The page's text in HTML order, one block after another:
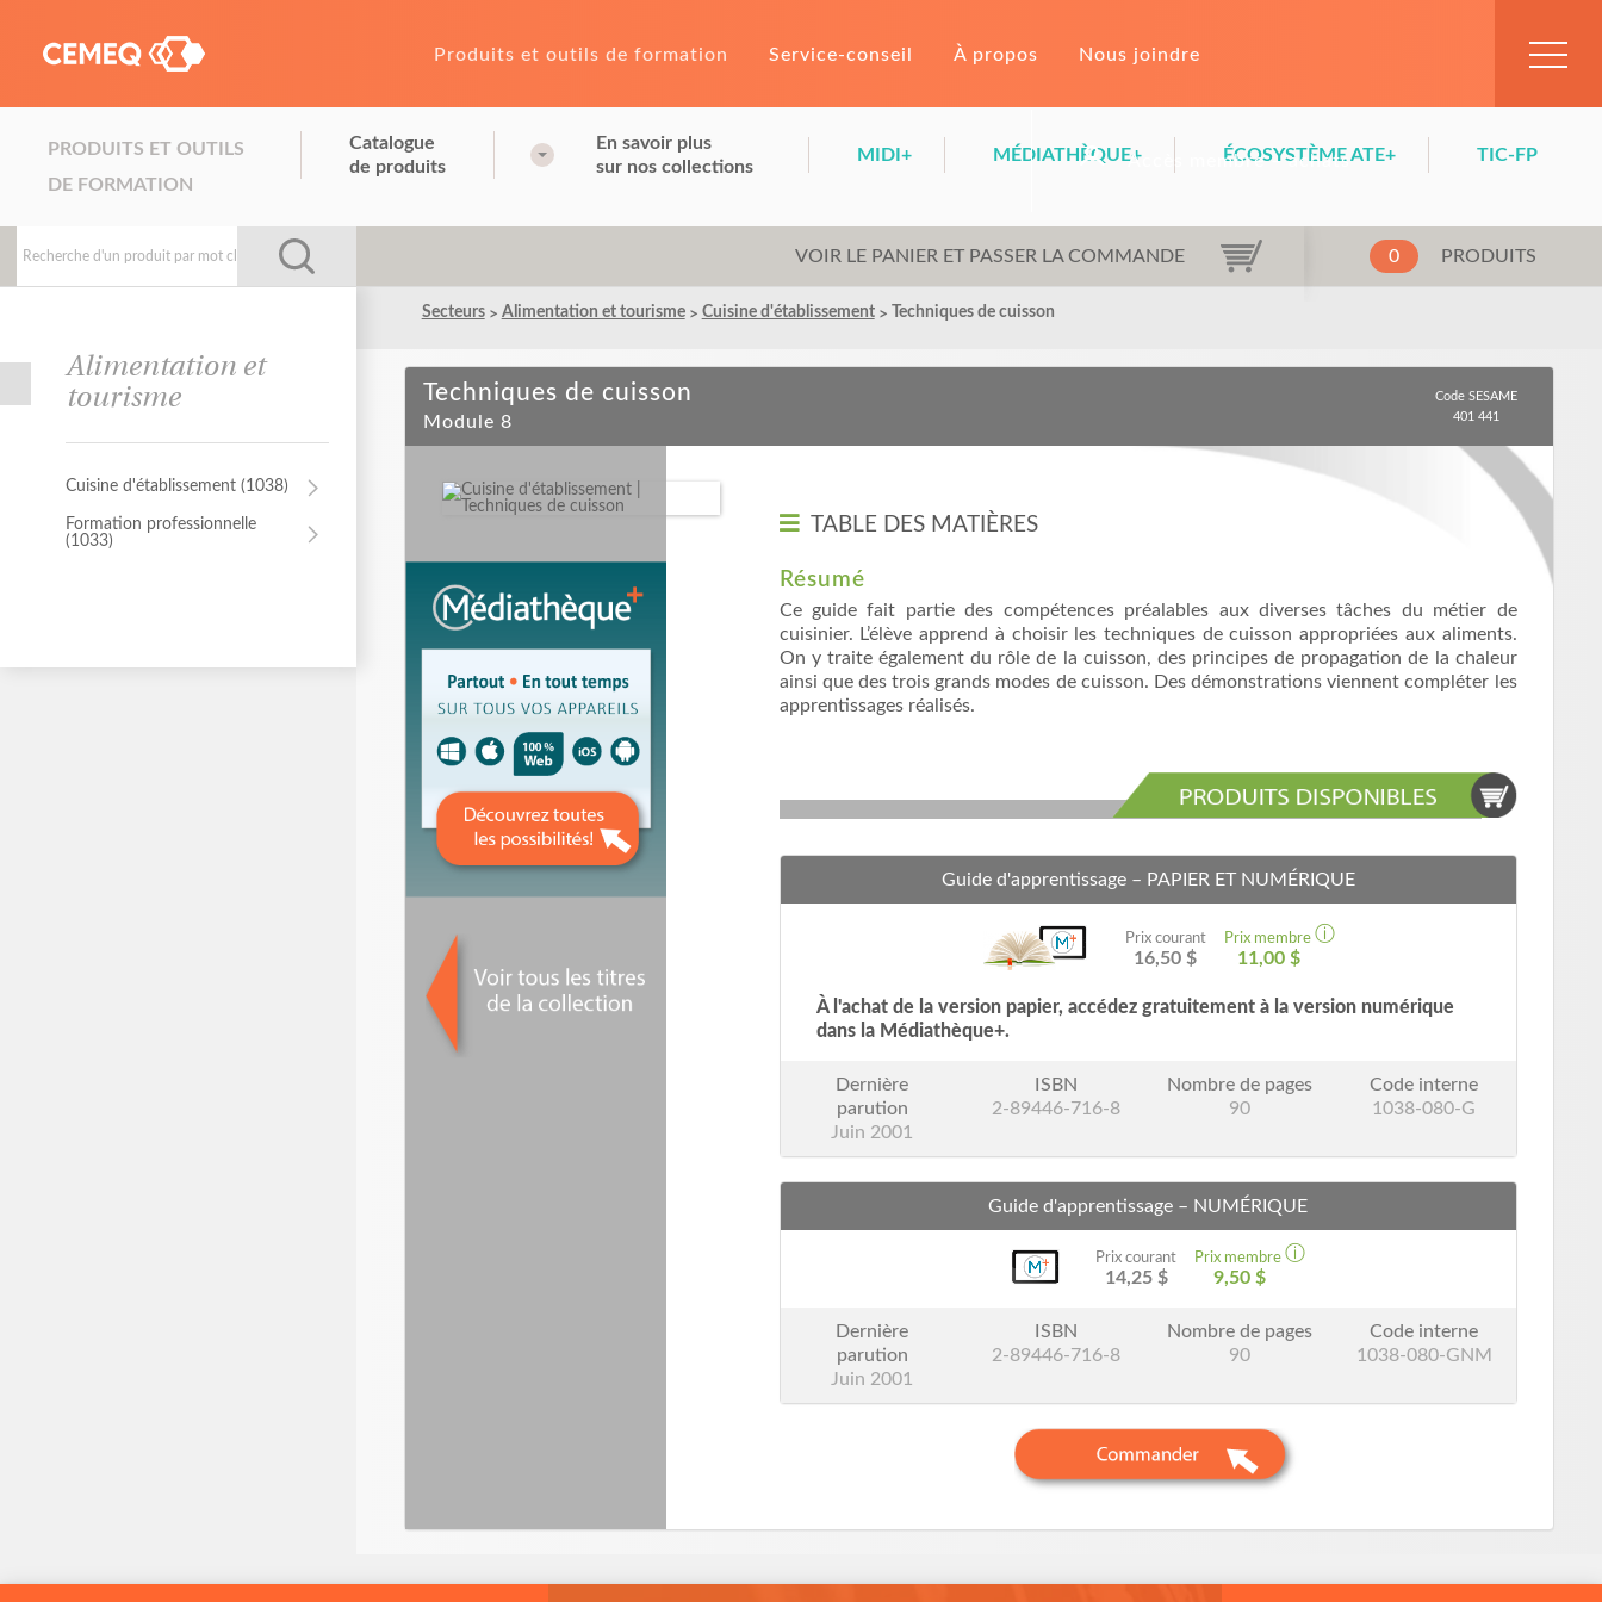
Produits et outils de formation
PRODUITS ET OUTILS
DE FORMATION
Catalogue
de produits
En savoir plus
sur nos collections
TIC-FP
ÉCOSYSTÈME ATE+
MÉDIATHÈQUE+
MIDI+
Service-conseil À propos Nous joindre
Accès membre – achats
VOIR LE PANIER ET PASSER LA COMMANDE 0 PRODUITS
Alimentation et
tourisme
Cuisine d'établissement (1038)
Formation professionnelle
(1033)
Cuisine d'établissement (1038)
Secteurs Alimentation et tourisme Cuisine d'établissement Techniques de cuisson
Techniques de cuisson
Module 8
Code SESAME
401 441
TABLE DES MATIÈRES
Résumé
Ce guide fait partie des compétences préalables aux diverses tâches du métier de
cuisinier. L’élève apprend à choisir les techniques de cuisson appropriées aux aliments.
On y traite également du rôle de la cuisson, des principes de propagation de la chaleur
ainsi que des trois grands modes de cuisson. Des démonstrations viennent compléter les
apprentissages réalisés.
Guide d'apprentissage – PAPIER ET NUMÉRIQUE
Prix courant
16,50 $
Prix membre ⓘ
11,00 $
À l'achat de la version papier, accédez gratuitement à la version numérique
dans la Médiathèque+.
Dernière
parution
Juin 2001
ISBN
2-89446-716-8
Nombre de pages
90
Code interne
1038-080-G
Guide d'apprentissage – NUMÉRIQUE
Prix courant
14,25 $
Prix membreⓘ
9,50 $
Dernière
parution
Juin 2001
ISBN
2-89446-716-8
Nombre de pages
90
Code interne
1038-080-GNM